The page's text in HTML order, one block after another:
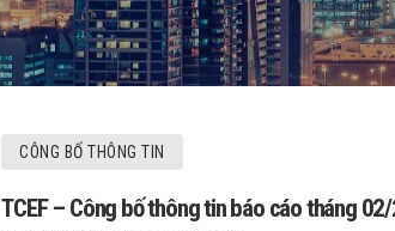
CÔNG BỐ THÔNG TIN
TCEF – Công bố thông tin báo cáo tháng